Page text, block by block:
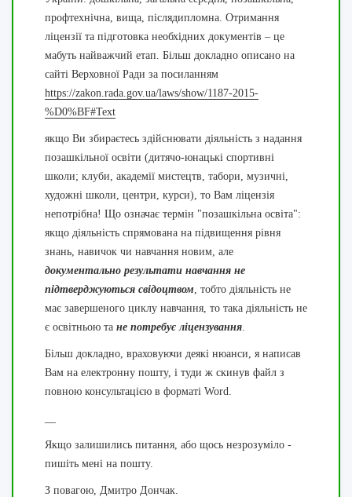
профтехнічна, вища, післядипломна. Отримання
ліцензії та підготовка необхідних документів – це
мабуть найважчий етап. Більш докладно описано на
сайті Верховної Ради за посиланням
https://zakon.rada.gov.ua/laws/show/1187-2015-
%D0%BF#Text
якщо Ви збираєтесь здійснювати діяльність з надання
позашкільної освіти (дитячо-юнацькі спортивні
школи; клуби, академії мистецтв, табори, музичні,
художні школи, центри, курси), то Вам ліцензія
непотрібна! Що означає термін "позашкільна освіта":
якщо діяльність спрямована на підвищення рівня
знань, навичок чи навчання новим, але
документально результати навчання не
підтверджуються свідоцтвом, тобто діяльність не
має завершеного циклу навчання, то така діяльність не
є освітньою та не потребує ліцензування.
Більш докладно, враховуючи деякі нюанси, я написав
Вам на електронну пошту, і туди ж скинув файл з
повною консультацією в форматі Word.
Якщо залишились питання, або щось незрозуміло -
пишіть мені на пошту.
З повагою, Дмитро Дончак.